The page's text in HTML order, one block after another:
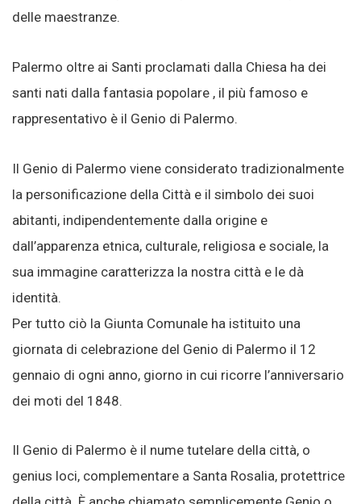
delle maestranze.
Palermo oltre ai Santi proclamati dalla Chiesa ha dei
santi nati dalla fantasia popolare , il più famoso e
rappresentativo è il Genio di Palermo.
Il Genio di Palermo viene considerato tradizionalmente
la personificazione della Città e il simbolo dei suoi
abitanti, indipendentemente dalla origine e
dall’apparenza etnica, culturale, religiosa e sociale, la
sua immagine caratterizza la nostra città e le dà
identità.
Per tutto ciò la Giunta Comunale ha istituito una
giornata di celebrazione del Genio di Palermo il 12
gennaio di ogni anno, giorno in cui ricorre l’anniversario
dei moti del 1848.
Il Genio di Palermo è il nume tutelare della città, o
genius loci, complementare a Santa Rosalia, protettrice